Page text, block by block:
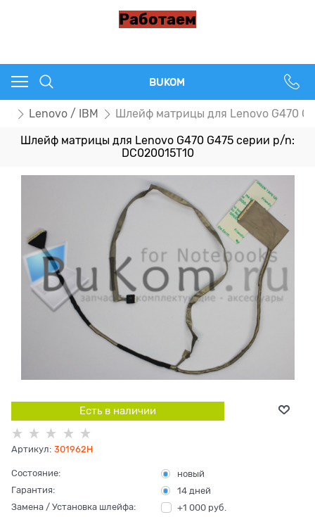
Работаем
BUKOM
Lenovo / IBM Шлейф матрицы для Lenovo G470
Шлейф матрицы для Lenovo G470 G475 серии p/n:
DC020015T10
Есть в наличии
Артикул: 301962H
Состояние:
новый
Гарантия:
14 дней
Замена / Установка шлейфа:
+1 000 руб.